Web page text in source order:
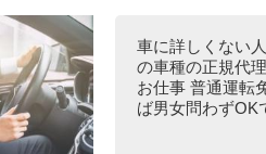
車に詳しくない
の車種の正規代
お仕事 普通運転
ば男女問わずOK